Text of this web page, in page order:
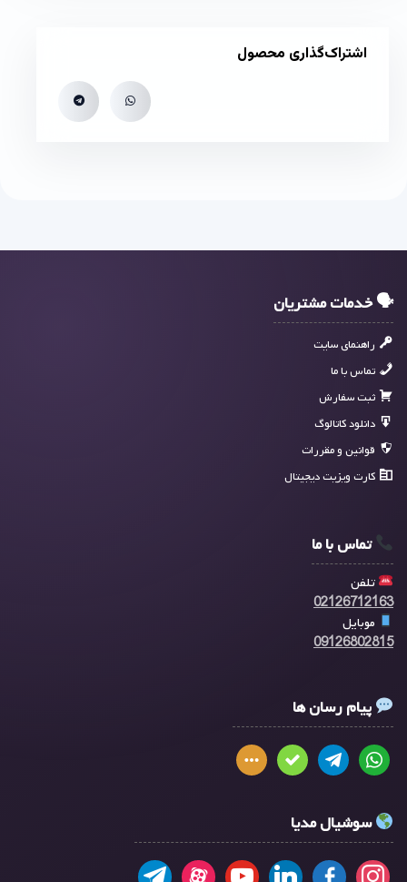
اشتراک‌گذاری محصول
🗣 خدمات مشتریان
راهنمای سایت
تماس با ما
ثبت سفارش
دانلود کاتالوگ
قوانین و مقررات
کارت ویزیت دیجیتال
تماس با ما
تلفن
02126712163
موبایل
09126802815
پیام رسان ها
سوشیال مدیا